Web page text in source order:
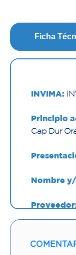
Ficha
INVIMA:
Principio
Cap Dur
Nombre